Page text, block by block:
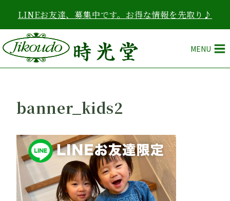
を
ス
キ
ッ
LINEお友達、募集中です。お得な情報を先取り♪
MENU
banner_kids2